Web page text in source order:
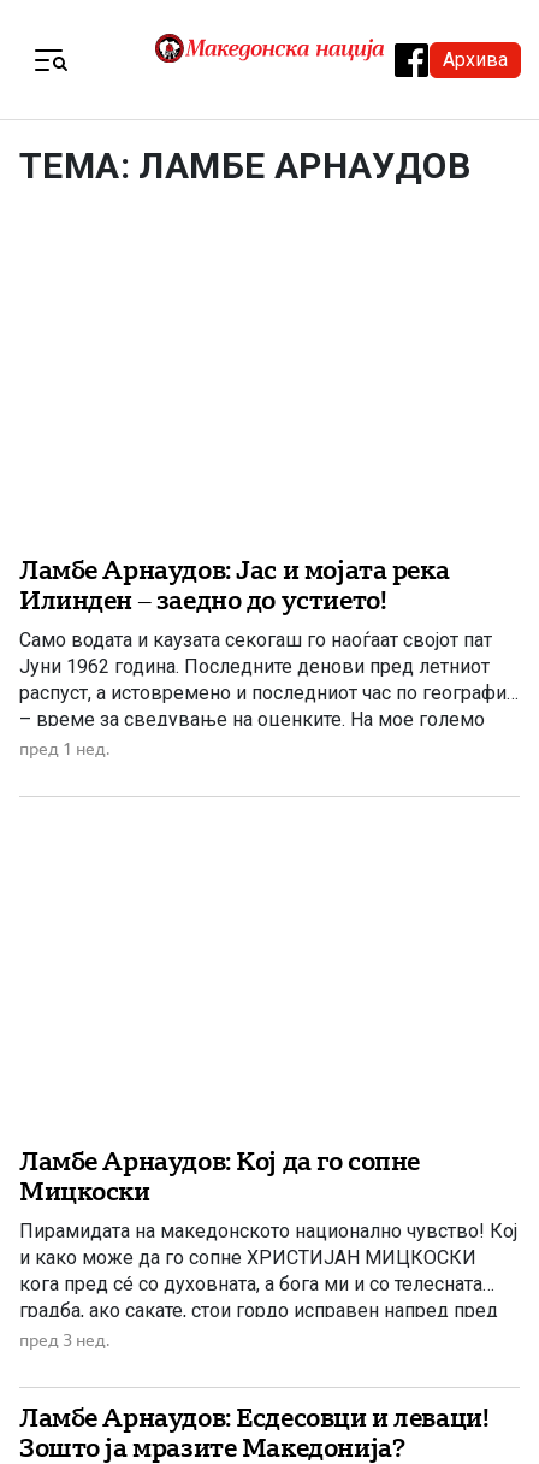
Архива
ТЕМА: ЛАМБЕ АРНАУДОВ
Ламбе Арнаудов: Јас и мојата река
Илинден – заедно до устието!
Само водата и каузата секогаш го наоѓаат својот пат
Јуни 1962 година. Последните денови пред летниот
распуст, а истовремено и последниот час по географија
– време за сведување на оценките. На мое големо
изненадување, учителката ме крена мене и ми
расчисти дилемите околу мојата конечна […]
пред 1 нед.
Ламбе Арнаудов: Кој да го сопне
Мицкоски
Пирамидата на македонското национално чувство! Кој
и како може да го сопне ХРИСТИЈАН МИЦКОСКИ
кога пред сé со духовната, а бога ми и со телесната
градба, ако сакате, стои гордо исправен напред пред
својот народ. Го крчи и трасира патот за кој што
за сега конечно благодарение на лидерот […]
пред 3 нед.
Ламбе Арнаудов: Есдесовци и леваци!
Зошто ја мразите Македонија?